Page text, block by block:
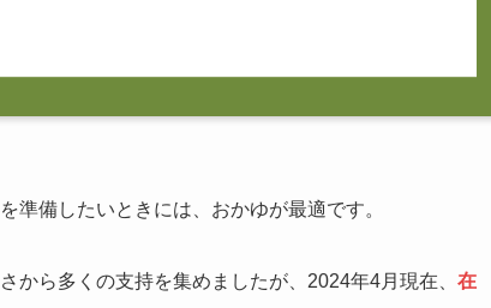
準備したいときには、おかゆが最適です。
から多くの支持を集めましたが、2024年4月現在、 在